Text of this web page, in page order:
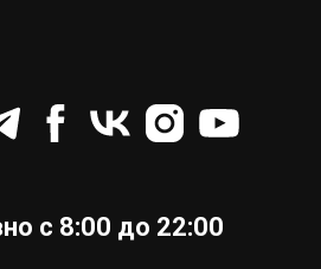
с 8:00 до 22:00